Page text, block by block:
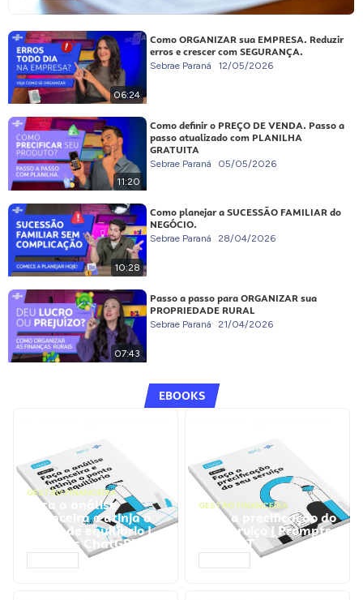
06:24
Como ORGANIZAR sua EMPRESA. Reduzir
erros e crescer com SEGURANÇA.
Sebrae Paraná 12/05/2026
11:20
Como definir o PREÇO DE VENDA. Passo a
passo atualizado com PLANILHA
GRATUITA
Sebrae Paraná 05/05/2026
10:28
Como planejar a SUCESSÃO FAMILIAR do
NEGÓCIO.
Sebrae Paraná 28/04/2026
07:43
Passo a passo para ORGANIZAR sua
PROPRIEDADE RURAL
Sebrae Paraná 21/04/2026
EBOOKS
GESTÃO FINANCEIRA
Faça a análise
financeira e atinja o
ponto de equilíbrio |
Prompts ChatGPT
GESTÃO FINANCEIRA
Faça a precificação do
seu serviço | Prompts
ChatGPT